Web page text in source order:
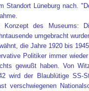
Standort Lüneburg nach.
des Museums:
umgebracht
die Jahre 1920 bis
Politiker immer
gewußt haben. Von
wird der Blaublütige
verschwiegenen